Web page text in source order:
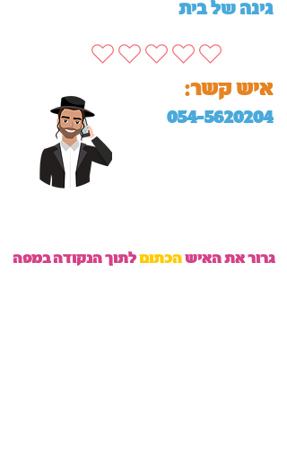
גינה של בית
054-5620204
:איש קשר
גרור את האישהכתוםלתוך הנקודה במפה